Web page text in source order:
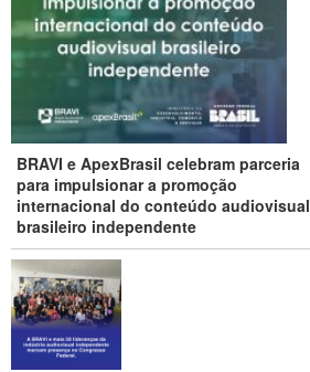
BRAVI e ApexBrasil celebram parceria
para impulsionar a promoção
internacional do conteúdo audiovisual
brasileiro independente